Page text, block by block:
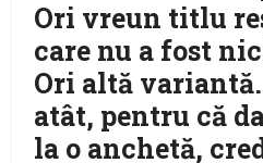
Ori vreun titlu
care nu a fost
Ori altă
atât, pentru că
la o anchetă,